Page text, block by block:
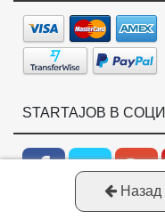
Назад
STARTAJOB В
Время загрузки: 0,7190138